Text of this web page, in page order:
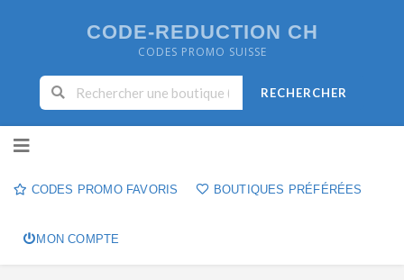
CODE-REDUCTION CH
CODES PROMO SUISSE
RECHERCHER
CODES PROMO FAVORIS BOUTIQUES PRÉFÉRÉES
MON COMPTE